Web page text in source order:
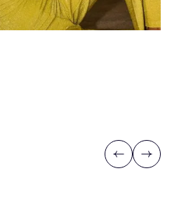
Previous
Next